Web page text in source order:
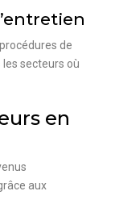
de
secteurs où
en
aux